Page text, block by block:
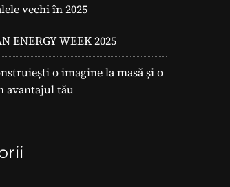
vechi în 2025
ENERGY WEEK 2025
o imagine la masă și o
avantajul tău